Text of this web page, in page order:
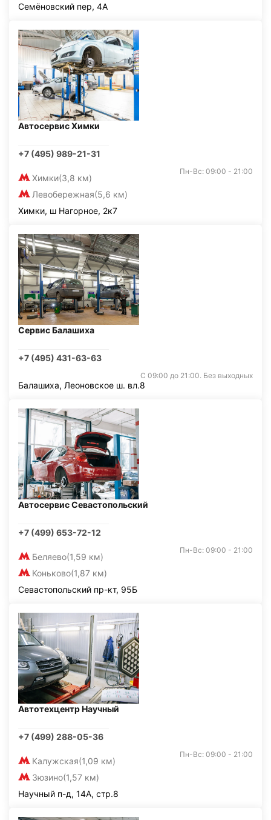
Семёновский пер, 4А
Автосервис Химки
+7 (495) 989-21-31
Химки(3,8 км)
Левобережная(5,6 км)
Пн-Вс: 09:00 - 21:00
Химки, ш Нагорное, 2к7
Сервис Балашиха
+7 (495) 431-63-63
С 09:00 до 21:00. Без выходных
Балашиха, Леоновское ш. вл.8
Автосервис Севастопольский
+7 (499) 653-72-12
Беляево(1,59 км)
Коньково(1,87 км)
Пн-Вс: 09:00 - 21:00
Севастопольский пр-кт, 95Б
Автотехцентр Научный
+7 (499) 288-05-36
Калужская(1,09 км)
Зюзино(1,57 км)
Пн-Вс: 09:00 - 21:00
Научный п-д, 14А, стр.8